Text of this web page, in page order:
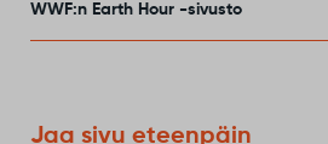
WWF:n Earth Hour -sivusto
Jaa sivu eteenpäin